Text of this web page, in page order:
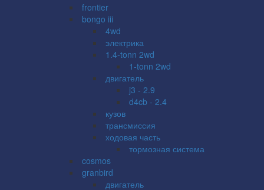
frontier
bongo iii
4wd
электрика
1.4-tonn 2wd
1-tonn 2wd
двигатель
j3 - 2.9
d4cb - 2.4
кузов
трансмиссия
ходовая часть
тормозная система
cosmos
granbird
двигатель